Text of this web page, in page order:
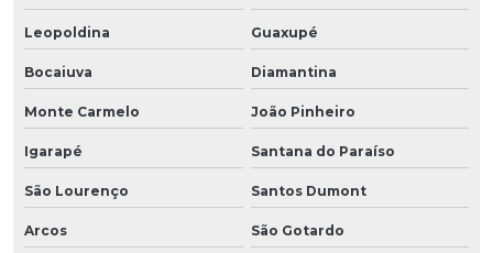
Leopoldina Guaxupé
Bocaiuva Diamantina
Monte Carmelo João Pinheiro
Igarapé Santana do Paraíso
São Lourenço Santos Dumont
Arcos São Gotardo